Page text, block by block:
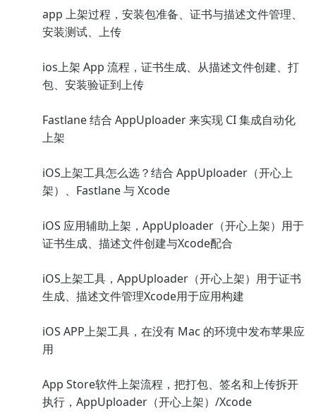
app 上架过程，安装包准备、证书与描述文件管理、
安装测试、上传
ios上架 App 流程，证书生成、从描述文件创建、打
包、安装验证到上传
Fastlane 结合 AppUploader 来实现 CI 集成自动化
上架
iOS上架工具怎么选？结合 AppUploader（开心上
架）、Fastlane 与 Xcode
iOS 应用辅助上架，AppUploader（开心上架）用于
证书生成、描述文件创建与Xcode配合
iOS上架工具，AppUploader（开心上架）用于证书
生成、描述文件管理Xcode用于应用构建
iOS APP上架工具，在没有 Mac 的环境中发布苹果应
用
App Store软件上架流程，把打包、签名和上传拆开
执行，AppUploader（开心上架）/Xcode